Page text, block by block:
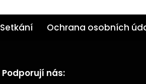
Setkání Ochrana osobních
Podporují nás: